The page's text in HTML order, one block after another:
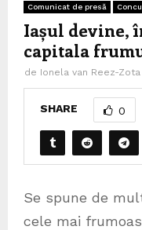
Comunicat de presă
Iașul devine,
capitala
de Ionela van Reez-Zota
SHARE 0
Se spune de
cele mai